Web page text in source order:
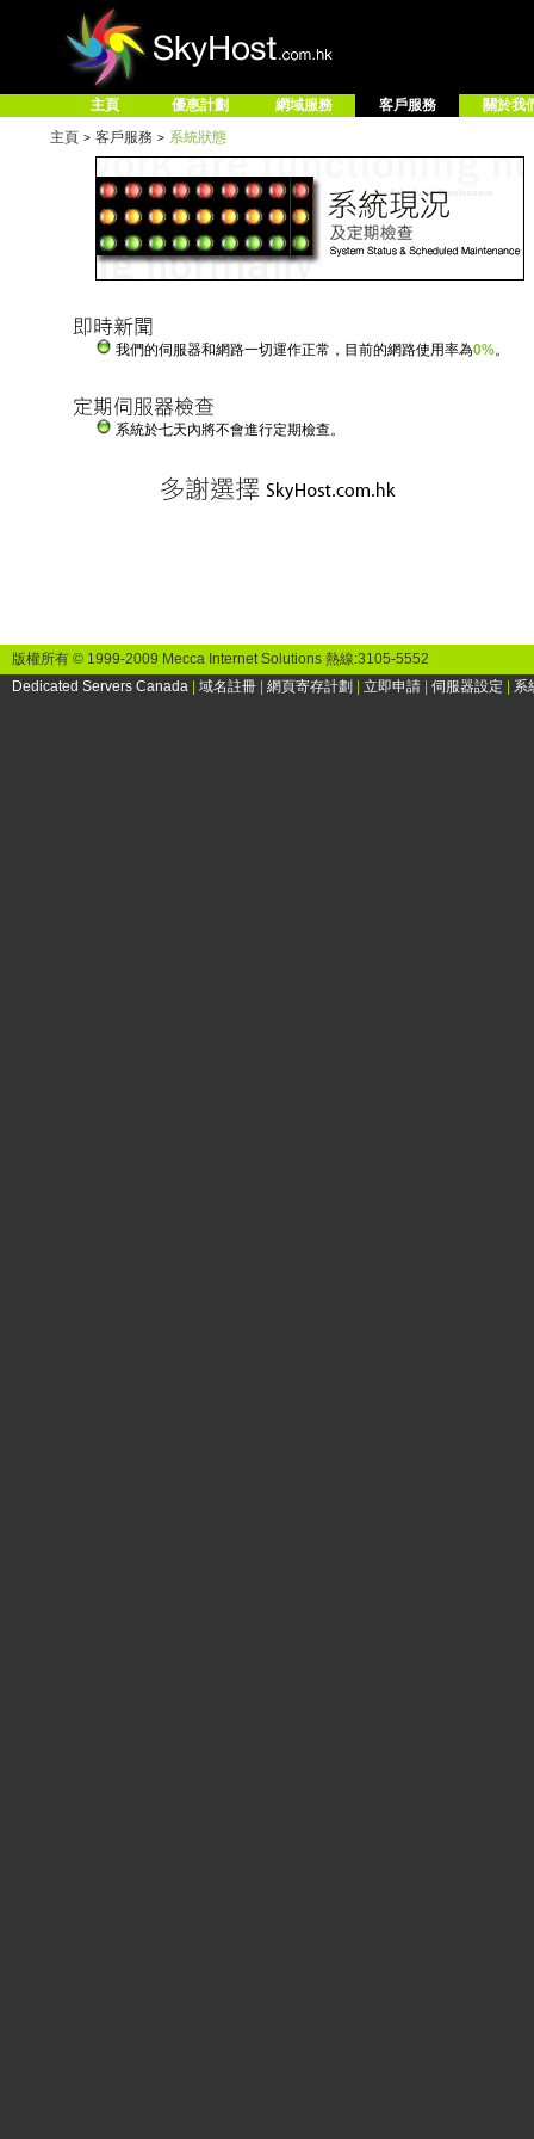
主頁 優惠計劃 網域服務 客戶服務
關於我
主頁 > 客戶服務 > 系統狀態
我們的伺服器和網路一切運作正常，目前的網路使用率為0%。
系統於七天內將不會進行定期檢查。
版權所有 © 1999-2009 Mecca Internet Solutions 熱線:3105-5552
Dedicated Servers Canada
域名註冊 網頁寄存計劃 立即申請 伺服器設定 系